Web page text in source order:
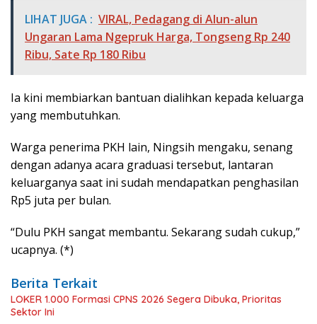
LIHAT JUGA : VIRAL, Pedagang di Alun-alun
Ungaran Lama Ngepruk Harga, Tongseng Rp 240
Ribu, Sate Rp 180 Ribu
Ia kini membiarkan bantuan dialihkan kepada keluarga
yang membutuhkan.
Warga penerima PKH lain, Ningsih mengaku, senang
dengan adanya acara graduasi tersebut, lantaran
keluarganya saat ini sudah mendapatkan penghasilan
Rp5 juta per bulan.
“Dulu PKH sangat membantu. Sekarang sudah cukup,”
ucapnya. (*)
Berita Terkait
LOKER 1.000 Formasi CPNS 2026 Segera Dibuka, Prioritas
Sektor Ini